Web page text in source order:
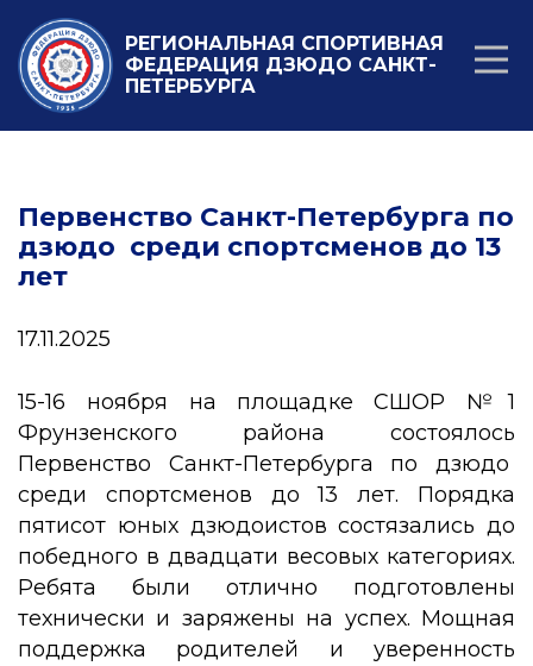
РЕГИОНАЛЬНАЯ СПОРТИВНАЯ
ФЕДЕРАЦИЯ ДЗЮДО САНКТ-
ПЕТЕРБУРГА
Первенство Санкт-Петербурга по
дзюдо среди спортсменов до 13
лет
17.11.2025
15-16 ноября на площадке СШОР №1
Фрунзенского района состоялось
Первенство Санкт-Петербурга по дзюдо
среди спортсменов до 13 лет. Порядка
пятисот юных дзюдоистов состязались до
победного в двадцати весовых категориях.
Ребята были отлично подготовлены
технически и заряжены на успех. Мощная
поддержка родителей и уверенность